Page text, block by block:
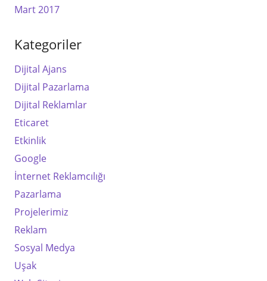
Mart 2017
Kategoriler
Dijital Ajans
Dijital Pazarlama
Dijital Reklamlar
Eticaret
Etkinlik
Google
İnternet Reklamcılığı
Pazarlama
Projelerimiz
Reklam
Sosyal Medya
Uşak